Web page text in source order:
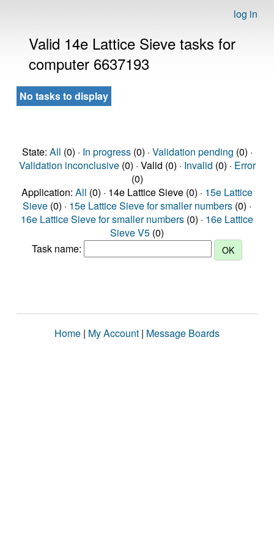
log in
Valid 14e Lattice Sieve tasks for
computer 6637193
No tasks to display
State: All (0) · In progress(0) · Validation pending (0) ·
Validation inconclusive(0) · Valid (0) · Invalid (0) · Error
(0)
Application: All (0) · 14e Lattice Sieve (0) · 15e Lattice
Sieve (0) · 15e Lattice Sieve for smaller numbers (0) ·
16e Lattice Sieve for smaller numbers (0) · 16e Lattice
Sieve V5 (0)
Task name:
Home | My Account | Message Boards